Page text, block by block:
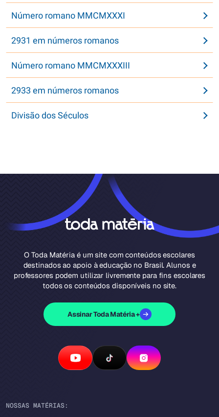
Número romano MMCMXXXI
2931 em números romanos
Número romano MMCMXXXIII
2933 em números romanos
Divisão dos Séculos
O Toda Matéria é um site com conteúdos escolares
destinados ao apoio à educação no Brasil. Alunos e
professores podem utilizar livremente para fins escolares
todos os conteúdos disponíveis no site.
Assinar Toda Matéria +
NOSSAS MATÉRIAS: